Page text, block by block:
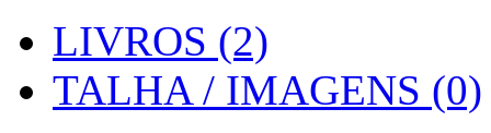
LIVROS (2)
TALHA / IMAGENS (0)